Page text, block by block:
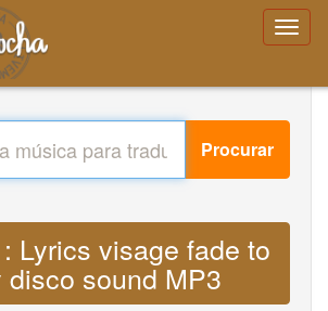
Procurar
Lyrics visage fade to
disco sound MP3